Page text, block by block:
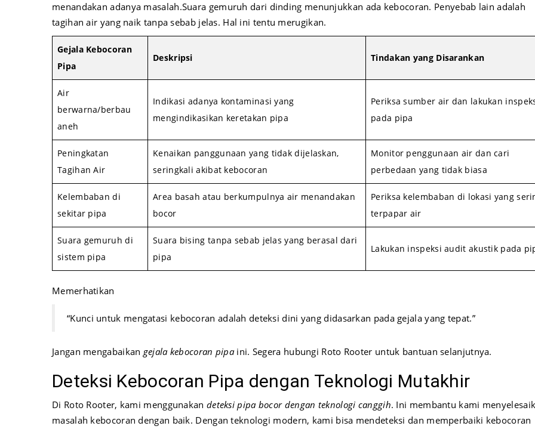
menandakan adanya masalah.Suara gemuruh dari dinding menunjukkan ada kebocoran. Penyebab lain adalah
tagihan air yang naik tanpa sebab jelas. Hal ini tentu merugikan.
Gejala Kebocoran
Pipa
Deskripsi Tindakan yang Disarankan
Air
berwarna/berbau
aneh
Indikasi adanya kontaminasi yang
mengindikasikan keretakan pipa
Periksa sumber air dan lakukan
pada pipa
Peningkatan
Tagihan Air
Kenaikan panggunaan yang tidak dijelaskan,
seringkali akibat kebocoran
Monitor penggunaan air dan cari
perbedaan yang tidak biasa
Kelembaban di
sekitar pipa
Area basah atau berkumpulnya air menandakan
bocor
Periksa kelembaban di lokasi yang
terpapar air
Suara gemuruh di
sistem pipa
Suara bising tanpa sebab jelas yang berasal dari
pipa
Lakukan inspeksi audit akustik pada
Memerhatikan
“Kunci untuk mengatasi kebocoran adalah deteksi dini yang didasarkan pada gejala yang tepat.”
Jangan mengabaikan gejala kebocoran pipaini. Segera hubungi Roto Rooter untuk bantuan selanjutnya.
Deteksi Kebocoran Pipa dengan Teknologi Mutakhir
Di Roto Rooter, kami menggunakan deteksi pipa bocor dengan teknologi canggih. Ini membantu kami
masalah kebocoran dengan baik. Dengan teknologi modern, kami bisa mendeteksi dan memperbaiki kebocoran